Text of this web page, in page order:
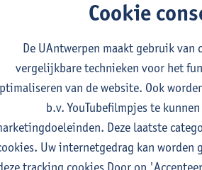
credential: toegankelijke
localisation: Concepts and
1E SEM
Cookie
De UAntwerpen maakt gebruik van
vergelijkbare technieken voor het
van de website. Ook
b.v. YouTubefilmpjes te
Deze laatste
Uw internetgedrag kan worden
tracking cookies Door op